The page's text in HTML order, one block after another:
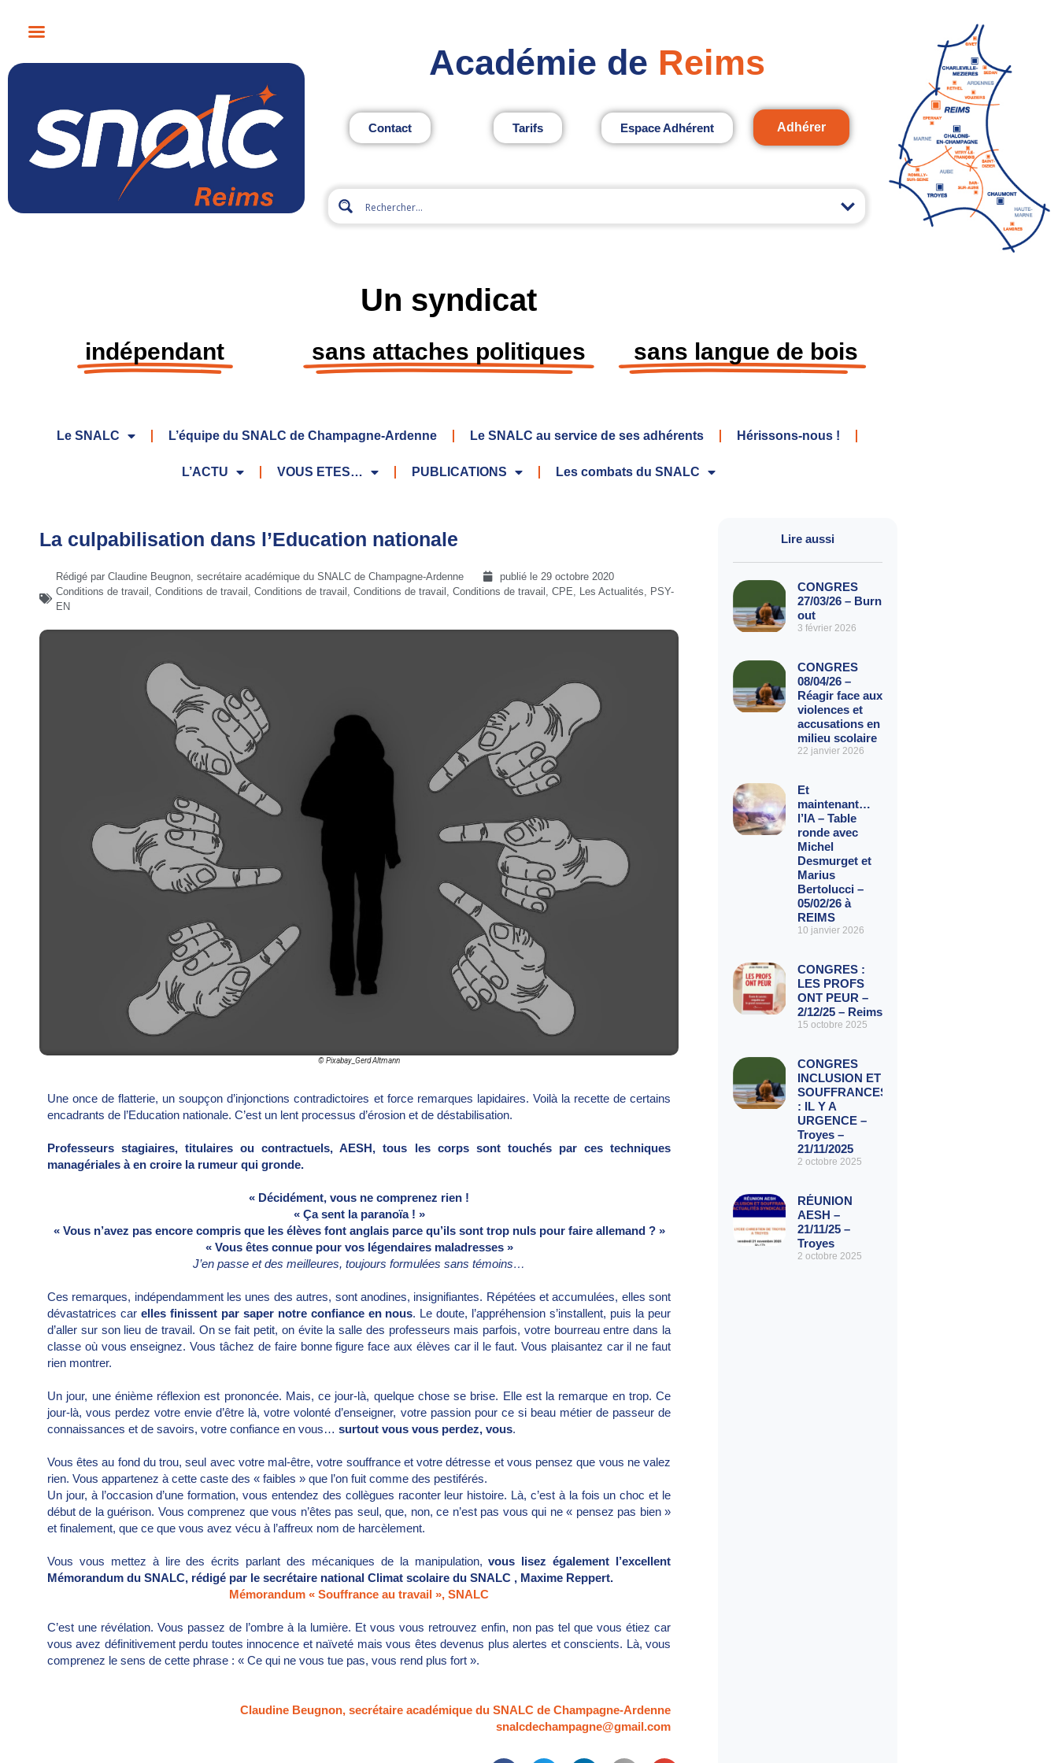
Académie de Reims
Contact Tarifs Espace Adhérent Adhérer
Un syndicat
indépendant sans attaches politiques sans langue de bois
Le SNALC L’équipe du SNALC de Champagne-Ardenne Le SNALC au service de ses adhérents Hérissons-nous !
L’ACTU VOUS ETES… PUBLICATIONS Les combats du SNALC
La culpabilisation dans l’Education nationale
Rédigé par Claudine Beugnon, secrétaire académique du SNALC de Champagne-Ardenne publié le 29 octobre 2020
Conditions de travail
Conditions de travail Conditions de travail Conditions de travail Conditions de travail CPE Les Actualités
PSY-
EN
© Pixabay_Gerd Altmann
Une once de flatterie, un soupçon d’injonctions contradictoires et force remarques lapidaires. Voilà la recette de certains
encadrants de l’Education nationale. C’est un lent processus d’érosion et de déstabilisation.
Professeurs stagiaires, titulaires ou contractuels, AESH, tous les corps sont touchés par ces techniques
managériales à en croire la rumeur qui gronde.
« Décidément, vous ne comprenez rien !
« Ça sent la paranoïa ! »
« Vous n’avez pas encore compris que les élèves font anglais parce qu’ils sont trop nuls pour faire allemand ? »
« Vous êtes connue pour vos légendaires maladresses »
J’en passe et des meilleures, toujours formulées sans témoins…
Ces remarques, indépendamment les unes des autres, sont anodines, insignifiantes. Répétées et accumulées, elles sont
dévastatrices car elles finissent par saper notre confiance en nous. Le doute, l’appréhension s’installent, puis la peur
d’aller sur son lieu de travail. On se fait petit, on évite la salle des professeurs mais parfois, votre bourreau entre dans la
classe où vous enseignez. Vous tâchez de faire bonne figure face aux élèves car il le faut. Vous plaisantez car il ne faut
rien montrer.
Un jour, une énième réflexion est prononcée. Mais, ce jour-là, quelque chose se brise. Elle est la remarque en trop. Ce
jour-là, vous perdez votre envie d’être là, votre volonté d’enseigner, votre passion pour ce si beau métier de passeur de
connaissances et de savoirs, votre confiance en vous… surtout vous vous perdez, vous.
Vous êtes au fond du trou, seul avec votre mal-être, votre souffrance et votre détresse et vous pensez que vous ne valez
rien. Vous appartenez à cette caste des « faibles » que l’on fuit comme des pestiférés.
Un jour, à l’occasion d’une formation, vous entendez des collègues raconter leur histoire. Là, c’est à la fois un choc et le
début de la guérison. Vous comprenez que vous n’êtes pas seul, que, non, ce n’est pas vous qui ne « pensez pas bien »
et finalement, que ce que vous avez vécu à l’affreux nom de harcèlement.
Vous vous mettez à lire des écrits parlant des mécaniques de la manipulation,vous lisez également l’excellent
Mémorandum du SNALC, rédigé par le secrétaire national Climat scolaire du SNALC , Maxime Reppert.
Mémorandum « Souffrance au travail », SNALC
C’est une révélation. Vous passez de l’ombre à la lumière. Et vous vous retrouvez enfin, non pas tel que vous étiez car
vous avez définitivement perdu toutes innocence et naïveté mais vous êtes devenus plus alertes et conscients. Là, vous
comprenez le sens de cette phrase : « Ce qui ne vous tue pas, vous rend plus fort ».
Claudine Beugnon, secrétaire académique du SNALC de Champagne-Ardenne
snalcdechampagne@gmail.com
Lire aussi
CONGRES
27/03/26 – Burn
out
3 février 2026
CONGRES
08/04/26 –
Réagir face aux
violences et
accusations en
milieu scolaire
22 janvier 2026
Et
maintenant…
l’IA – Table
ronde avec
Michel
Desmurget et
Marius
Bertolucci –
05/02/26 à
REIMS
10 janvier 2026
CONGRES :
LES PROFS
ONT PEUR –
2/12/25 – Reims
15 octobre 2025
CONGRES
INCLUSION ET
SOUFFRANCES
: IL Y A
URGENCE –
Troyes –
21/11/2025
2 octobre 2025
RÉUNION
AESH –
21/11/25 –
Troyes
2 octobre 2025